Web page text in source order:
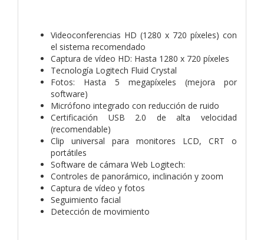
Videoconferencias HD (1280 x 720 píxeles) con
el sistema recomendado
Captura de vídeo HD: Hasta 1280 x 720 píxeles
Tecnología Logitech Fluid Crystal
Fotos: Hasta 5 megapíxeles (mejora por
software)
Micrófono integrado con reducción de ruido
Certificación USB 2.0 de alta velocidad
(recomendable)
Clip universal para monitores LCD, CRT o
portátiles
Software de cámara Web Logitech:
Controles de panorámico, inclinación y zoom
Captura de vídeo y fotos
Seguimiento facial
Detección de movimiento